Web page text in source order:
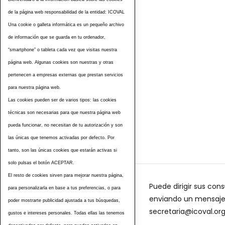
Etiquetas
Puede dirigir sus
enviando un
secretaria@icoval.org
de la página web responsabilidad de la entidad: ICOVAL
Una cookie o galleta informática es un pequeño archivo
de información que se guarda en tu ordenador,
“smartphone” o tableta cada vez que visitas nuestra
página web. Algunas cookies son nuestras y otras
pertenecen a empresas externas que prestan servicios
para nuestra página web.
Las cookies pueden ser de varios tipos: las cookies
técnicas son necesarias para que nuestra página web
pueda funcionar, no necesitan de tu autorización y son
las únicas que tenemos activadas por defecto. Por
tanto, son las únicas cookies que estarán activas si
solo pulsas el botón ACEPTAR.
El resto de cookies sirven para mejorar nuestra página,
para personalizarla en base a tus preferencias, o para
poder mostrarte publicidad ajustada a tus búsquedas,
gustos e intereses personales. Todas ellas las tenemos